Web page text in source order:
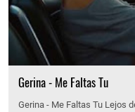
Gerina - Me Faltas Tu
Gerina - Me Faltas Tu Lejos